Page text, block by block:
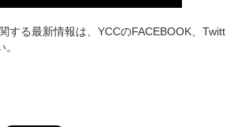
する最新情報は、YCCのFACEBOOK、Twitt